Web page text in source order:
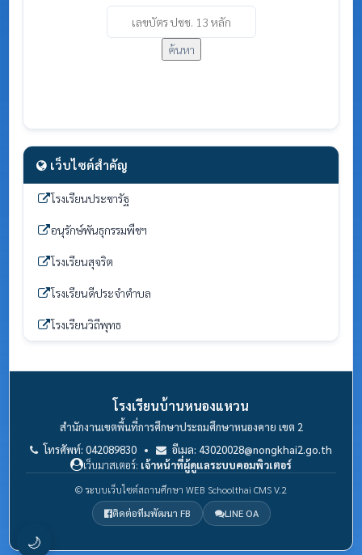
ค้นหา
เว็บไซต์สำคัญ
โรงเรียนประชารัฐ
อนุรักษ์พันธุกรรมพืชฯ
โรงเรียนสุจริต
โรงเรียนดีประจำตำบล
โรงเรียนวิถีพุทธ
โรงเรียนบ้านหนองแหวน
สำนักงานเขตพื้นที่การศึกษาประถมศึกษาหนองคาย เขต 2
โทรศัพท์: 042089830 •
อีเมล: 43020028@nongkhai2.go.th
เว็บมาสเตอร์: เจ้าหน้าที่ผู้ดูแลระบบคอมพิวเตอร์
© ระบบเว็บไซต์สถานศึกษา WEB Schoolthai CMS V.2
ติดต่อทีมพัฒนา FB
LINE OA
🌙